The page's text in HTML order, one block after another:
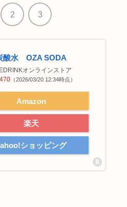
2 3
酸水 OZA SODA
オンラインストア
（2026/03/20 12:34時点）
Amazon
楽天
ショッピング